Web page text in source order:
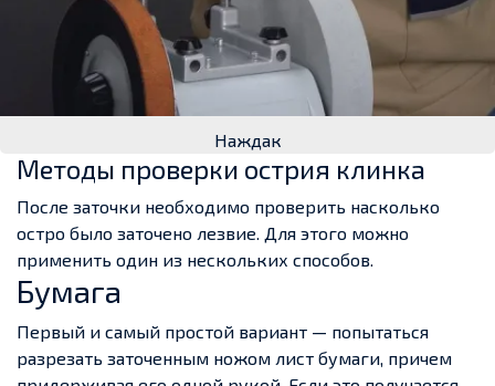
Наждак
Методы проверки острия клинка
После заточки необходимо проверить насколько
остро было заточено лезвие. Для этого можно
применить один из нескольких способов.
Бумага
Первый и самый простой вариант — попытаться
разрезать заточенным ножом лист бумаги, причем